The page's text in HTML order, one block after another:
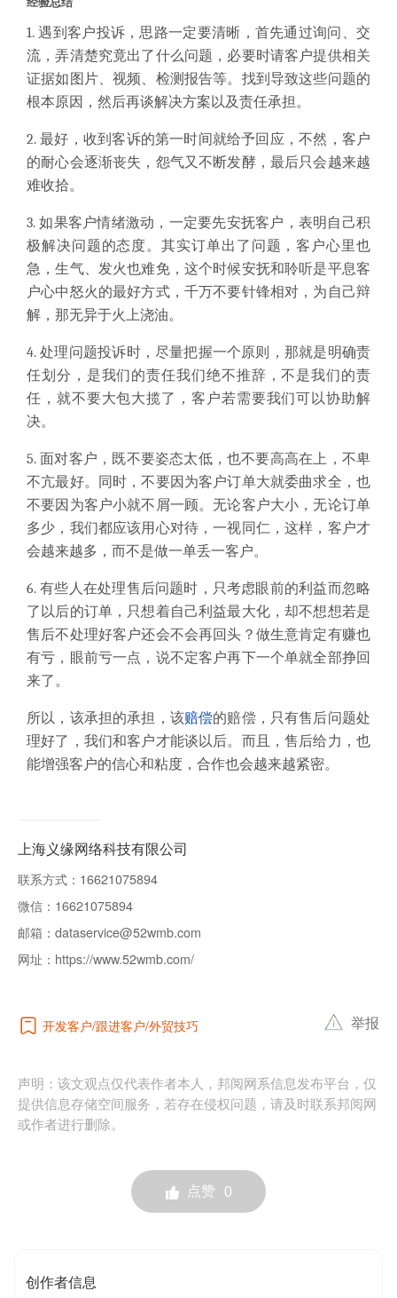
1. 遇到客户投诉，思路一定要清晰，首先通过询问、交
流，弄清楚究竟出了什么问题，必要时请客户提供相关
证据如图片、视频、检测报告等。找到导致这些问题的
根本原因，然后再谈解决方案以及责任承担。
2. 最好，收到客诉的第一时间就给予回应，不然，客户
的耐心会逐渐丧失，怨气又不断发酵，最后只会越来越
难收拾。
3. 如果客户情绪激动，一定要先安抚客户，表明自己积
极解决问题的态度。其实订单出了问题，客户心里也
急，生气、发火也难免，这个时候安抚和聆听是平息客
户心中怒火的最好方式，千万不要针锋相对，为自己辩
解，那无异于火上浇油。
4. 处理问题投诉时，尽量把握一个原则，那就是明确责
任划分，是我们的责任我们绝不推辞，不是我们的责
任，就不要大包大揽了，客户若需要我们可以协助解
决。
5. 面对客户，既不要姿态太低，也不要高高在上，不卑
不亢最好。同时，不要因为客户订单大就委曲求全，也
不要因为客户小就不屑一顾。无论客户大小，无论订单
多少，我们都应该用心对待，一视同仁，这样，客户才
会越来越多，而不是做一单丢一客户。
6. 有些人在处理售后问题时，只考虑眼前的利益而忽略
了以后的订单，只想着自己利益最大化，却不想想若是
售后不处理好客户还会不会再回头？做生意肯定有赚也
有亏，眼前亏一点，说不定客户再下一个单就全部挣回
来了。
所以，该承担的承担，该赔偿的赔偿，只有售后问题处
理好了，我们和客户才能谈以后。而且，售后给力，也
能增强客户的信心和粘度，合作也会越来越紧密。
上海义缘网络科技有限公司
联系方式： 16621075894
微信： 16621075894
邮箱： dataservice@52wmb.com
网址： https://www.52wmb.com/
开发客户 跟进客户 外贸技巧 举报
声明：该文观点仅代表作者本人，邦阅网系信息发布平台，仅
提供信息存储空间服务，若存在侵权问题，请及时联系邦阅网
或作者进行删除。
点赞 0
创作者信息